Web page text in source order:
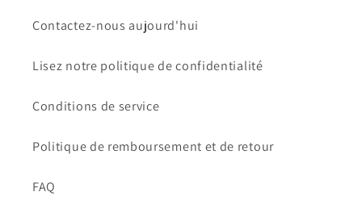
Contactez-nous aujourd'hui
Lisez notre politique de confidentialité
Conditions de service
Politique de remboursement et de retour
FAQ